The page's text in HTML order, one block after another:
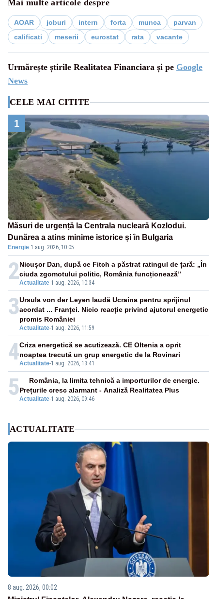
Mai multe articole despre
AOAR joburi intern forta munca
parvan
calificati
meserii eurostat rata vacante
Urmărește știrile Realitatea Financiara și pe Google
News
CELE MAI CITITE
1
Măsuri de urgență la Centrala nucleară Kozlodui.
Dunărea a atins minime istorice și în Bulgaria
Energie·1 aug. 2026, 10:05
2Actualitate-1 aug. 2026, 10:34
Nicușor Dan, după ce Fitch a păstrat ratingul de țară: „În
ciuda zgomotului politic, România funcționează”
3
Actualitate-1 aug. 2026, 11:59
Ursula von der Leyen laudă Ucraina pentru sprijinul
acordat ... Franței. Nicio reacție privind ajutorul energetic
promis României
4Actualitate-1 aug. 2026, 13:41
Criza energetică se acutizează. CE Oltenia a oprit
noaptea trecută un grup energetic de la Rovinari
5Actualitate-1 aug. 2026, 09:46
România, la limita tehnică a importurilor de energie.
Prețurile cresc alarmant - Analiză Realitatea Plus
ACTUALITATE
8 aug. 2026, 00:02